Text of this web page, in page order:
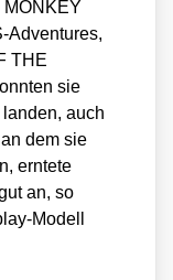
Adven­tures,
THE
sie
auch
dem sie
ern­te­te
an, so
Modell